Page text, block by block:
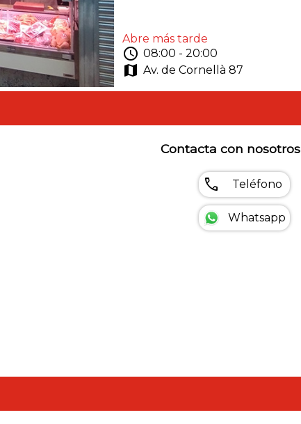
Abre más tarde
schedule 08:00 - 20:00
map Av. de Cornellà 87
Contacta con nosotros
call Teléfono
Whatsapp